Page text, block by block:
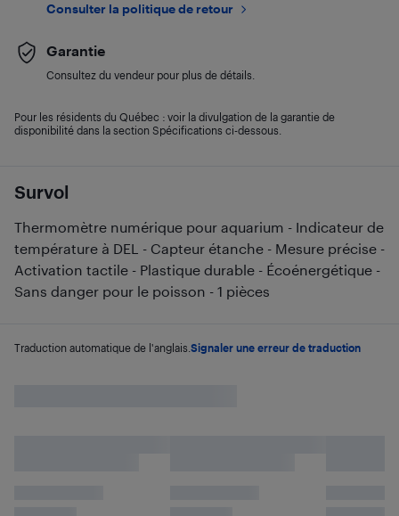
Survol
Thermomètre numérique pour aquarium - Indicateur de
température à DEL - Capteur étanche - Mesure précise -
Activation tactile - Plastique durable - Écoénergétique -
Sans danger pour le poisson - 1 pièces
Traduction automatique de l'anglais. Signaler une erreur de traduction
Consulter la politique de retour
Garantie
Consultez du vendeur pour plus de détails.
Pour les résidents du Québec : voir la divulgation de la garantie de
disponibilité dans la section Spécifications ci-dessous.